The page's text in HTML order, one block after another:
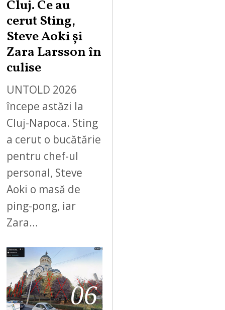
Cluj. Ce au
cerut Sting,
Steve Aoki și
Zara Larsson în
culise
UNTOLD 2026
începe astăzi la
Cluj-Napoca. Sting
a cerut o bucătărie
pentru chef-ul
personal, Steve
Aoki o masă de
ping-pong, iar
Zara…
06